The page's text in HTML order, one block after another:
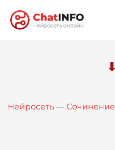
Вход
Нейросеть — Сочинение